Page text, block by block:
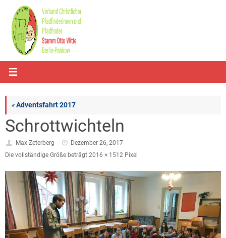
Inhalt
springen
«Adventsfahrt 2017
Schrottwichteln
Max Zeterberg
Dezember 26, 2017
Die vollständige Größe beträgt 2016 × 1512 Pixel